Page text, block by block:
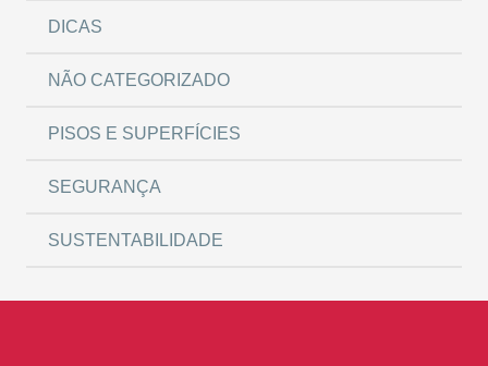
DICAS
NÃO CATEGORIZADO
PISOS E SUPERFÍCIES
SEGURANÇA
SUSTENTABILIDADE